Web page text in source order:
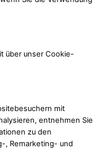
über unser Cookie-
mit
entnehmen Sie
zu den
, Remarketing- und